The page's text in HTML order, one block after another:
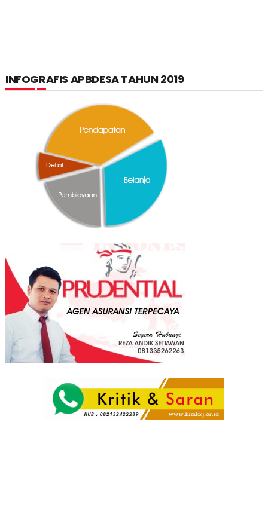
INFOGRAFIS APBDESA TAHUN 2019